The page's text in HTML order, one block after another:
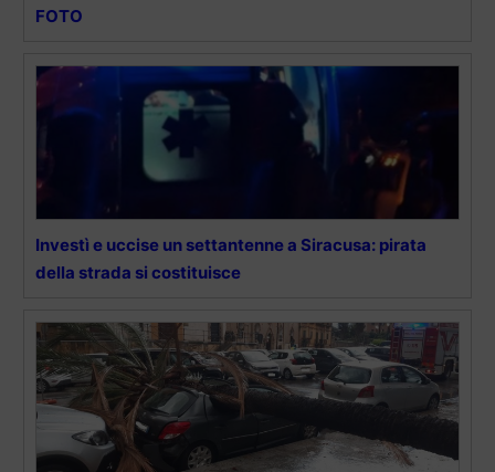
FOTO
Investì e uccise un settantenne a Siracusa: pirata
della strada si costituisce